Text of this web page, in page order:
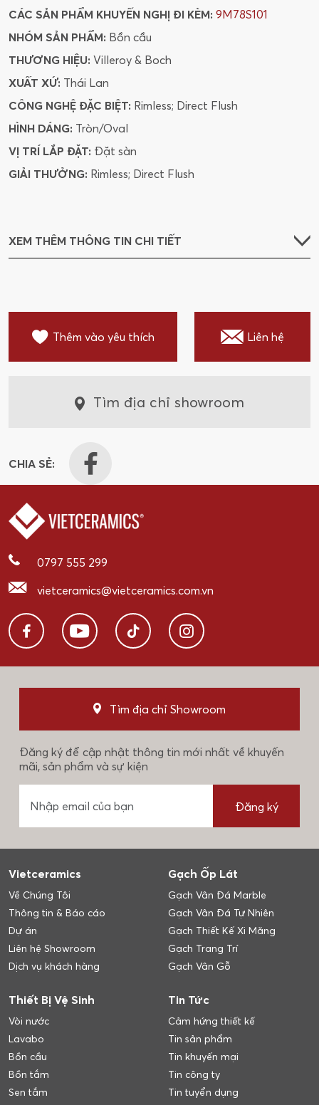
CÁC SẢN PHẨM KHUYẾN NGHỊ ĐI KÈM: 9M78S101
NHÓM SẢN PHẨM: Bồn cầu
THƯƠNG HIỆU: Villeroy & Boch
XUẤT XỨ: Thái Lan
CÔNG NGHỆ ĐẶC BIỆT: Rimless; Direct Flush
HÌNH DÁNG: Tròn/Oval
VỊ TRÍ LẮP ĐẶT: Đặt sàn
GIẢI THƯỞNG: Rimless; Direct Flush
XEM THÊM THÔNG TIN CHI TIẾT
Thêm vào yêu thích Liên hệ
Tìm địa chỉ showroom
CHIA SẺ:
0797 555 299
vietceramics@vietceramics.com.vn
Tìm địa chỉ Showroom
Đăng ký để cập nhật thông tin mới nhất về khuyến
mãi, sản phẩm và sự kiện
Đăng ký
Vietceramics
Về Chúng Tôi
Thông tin & Báo cáo
Dự án
Liên hệ Showroom
Dịch vụ khách hàng
Gạch Ốp Lát
Gạch Vân Đá Marble
Gạch Vân Đá Tự Nhiên
Gạch Thiết Kế Xi Măng
Gạch Trang Trí
Gạch Vân Gỗ
Thiết Bị Vệ Sinh
Vòi nước
Lavabo
Bồn cầu
Bồn tắm
Sen tắm
Tin Tức
Cảm hứng thiết kế
Tin sản phẩm
Tin khuyến mại
Tin công ty
Tin tuyển dụng